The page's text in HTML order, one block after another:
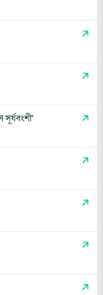
সূর্যবংশী'